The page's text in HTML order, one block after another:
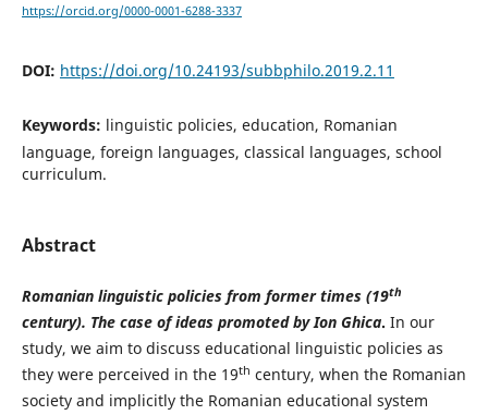
https://orcid.org/0000-0001-6288-3337
DOI: https://doi.org/10.24193/subbphilo.2019.2.11
Keywords: linguistic policies, education, Romanian
language, foreign languages, classical languages, school
curriculum.
Abstract
Romanian linguistic policies from former times (19th
century). The case of ideas promoted by Ion Ghica. In our
study, we aim to discuss educational linguistic policies as
they were perceived in the 19th century, when the Romanian
society and implicitly the Romanian educational system